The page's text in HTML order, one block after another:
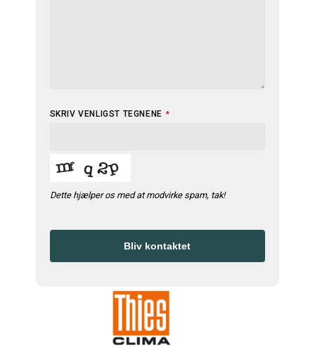
SKRIV VENLIGST TEGNENE *
Dette hjælper os med at modvirke spam, tak!
Bliv kontaktet